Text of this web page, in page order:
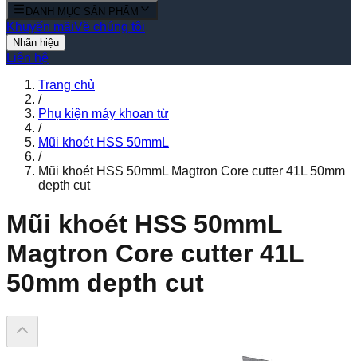
DANH MỤC SẢN PHẨM
Khuyến mãiVề chúng tôi
Nhãn hiệu
Liên hệ
Trang chủ
/
Phụ kiện máy khoan từ
/
Mũi khoét HSS 50mmL
/
Mũi khoét HSS 50mmL Magtron Core cutter 41L 50mm
depth cut
Mũi khoét HSS 50mmL
Magtron Core cutter 41L
50mm depth cut